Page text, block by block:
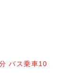
バス乗車10